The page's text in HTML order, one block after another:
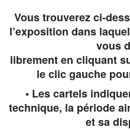
Vous trouverez ci-
l’exposition dans
vous
librement en cliquant
le clic gauche
• Les cartels
technique, la période
et sa